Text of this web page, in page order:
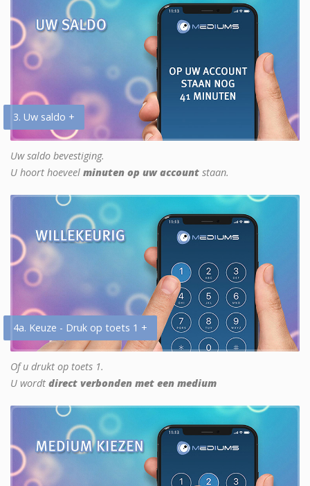
3. Uw saldo +
Uw saldo bevestiging.
U hoort hoeveel minuten op uw account staan.
4a. Keuze - Druk op toets 1 +
Of u drukt op toets 1.
U wordt direct verbonden met een medium